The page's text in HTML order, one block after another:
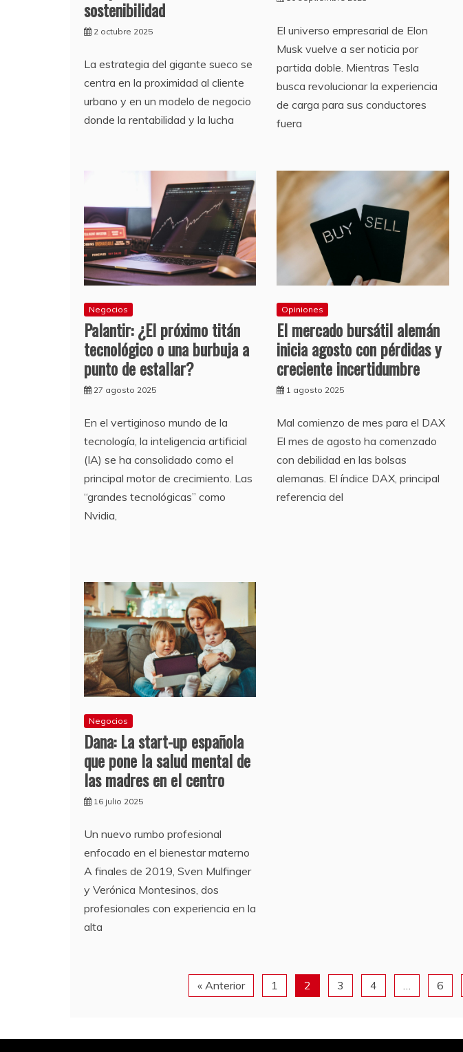
sostenibilidad
2 octubre 2025
La estrategia del gigante sueco se
centra en la proximidad al cliente
urbano y en un modelo de negocio
donde la rentabilidad y la lucha
El universo empresarial de Elon
Musk vuelve a ser noticia por
partida doble. Mientras Tesla
busca revolucionar la experiencia
de carga para sus conductores
fuera
Negocios
Palantir: ¿El próximo titán
tecnológico o una burbuja a
punto de estallar?
27 agosto 2025
En el vertiginoso mundo de la
tecnología, la inteligencia artificial
(IA) se ha consolidado como el
principal motor de crecimiento. Las
“grandes tecnológicas” como
Nvidia,
Opiniones
El mercado bursátil alemán
inicia agosto con pérdidas y
creciente incertidumbre
1 agosto 2025
Mal comienzo de mes para el DAX
El mes de agosto ha comenzado
con debilidad en las bolsas
alemanas. El índice DAX, principal
referencia del
Negocios
Dana: La start-up española
que pone la salud mental de
las madres en el centro
16 julio 2025
Un nuevo rumbo profesional
enfocado en el bienestar materno
A finales de 2019, Sven Mulfinger
y Verónica Montesinos, dos
profesionales con experiencia en la
alta
« Anterior 1 2 3 4 … 6